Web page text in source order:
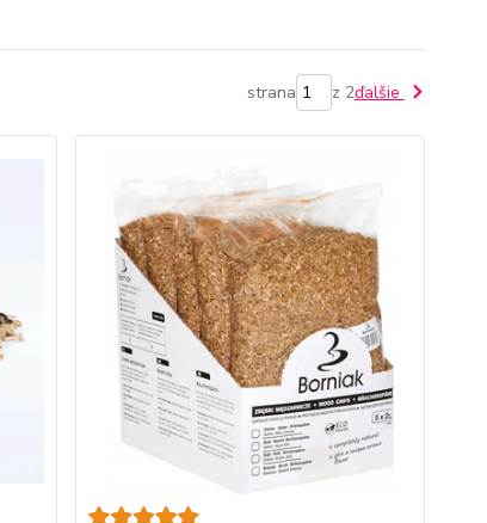
strana z 2ďalšie